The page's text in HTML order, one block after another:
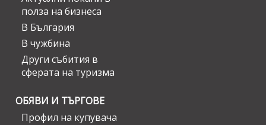
полза на бизнеса
В България
В чужбина
Други събития в
сферата на туризма
ОБЯВИ И ТЪРГОВЕ
Профил на купувача